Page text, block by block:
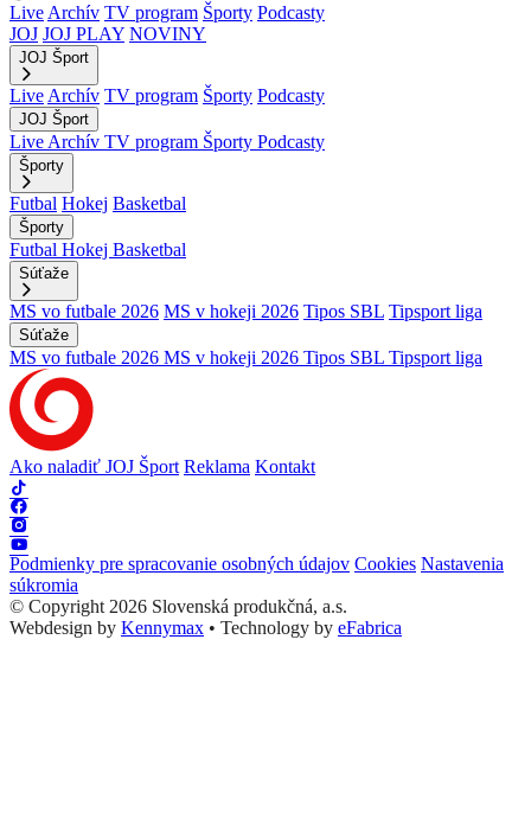
Live Archív TV program Športy Podcasty
JOJ JOJ PLAY NOVINY
JOJ Šport
Live Archív TV program Športy Podcasty
JOJ Šport
Live Archív TV program Športy Podcasty
Športy
Futbal Hokej Basketbal
Športy
Futbal Hokej Basketbal
Súťaže
MS vo futbale 2026 MS v hokeji 2026 Tipos SBL Tipsport liga
Súťaže
MS vo futbale 2026 MS v hokeji 2026 Tipos SBL Tipsport liga
Ako naladiť JOJ Šport Reklama Kontakt
Podmienky pre spracovanie osobných údajov Cookies Nastavenia
súkromia
© Copyright 2026 Slovenská produkčná, a.s.
Webdesign by Kennymax • Technology by eFabrica